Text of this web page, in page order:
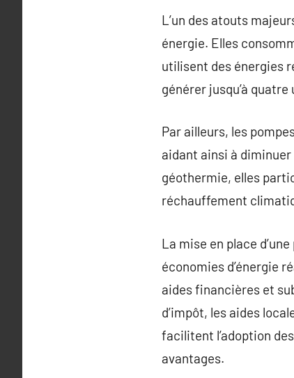
L’un des atouts
énergie. Elles
utilisent des énergies
générer jusqu’à
Par ailleurs, les
aidant ainsi à diminuer
géothermie, elles
réchauffement
La mise en place
économies d’énergie
aides financières et
d’impôt, les aides
facilitent l’adoption
avantages.